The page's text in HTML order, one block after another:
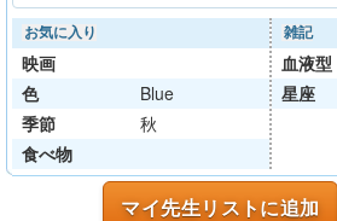
お気に入り
映画
色
Blue
季節
秋
食べ物
雑記
血液型
星座
マイ先生リストに追加